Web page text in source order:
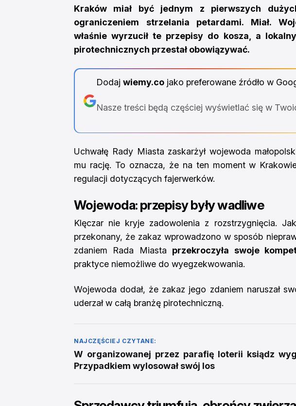
Kraków miał być jednym z pierwszych
ograniczeniem strzelania petardami. Miał.
właśnie wyrzucił te przepisy do kosza, a
pirotechnicznych przestał obowiązywać.
Dodaj wiemy.cojako preferowane źródło w
Nasze treści będą częściej wyświetlać się w
Uchwałę Rady Miasta zaskarżył wojewoda
mu rację. To oznacza, że na ten moment w
regulacji dotyczących fajerwerków.
Wojewoda: przepisy były wadliwe
Klęczar nie kryje zadowolenia z rozstrzygnięcia.
przekonany, że zakaz wprowadzono w sposób
zdaniem Rada Miasta przekroczyła swoje
praktyce niemożliwe do wyegzekwowania.
Wojewoda dodał, że zakaz jego zdaniem naruszał
uderzał w całą branżę pirotechniczną.
NAJCZĘŚCIEJ CZYTANE:
W organizowanej przez parafię loterii ksiądz
Przypadkiem wylosował swój los